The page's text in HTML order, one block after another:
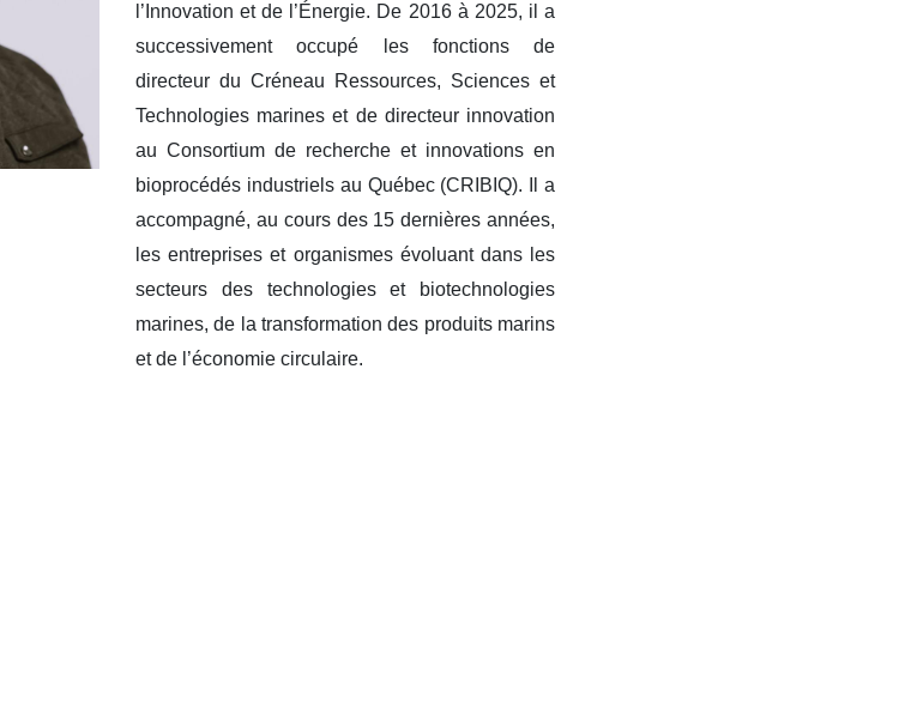
l’Innovation et de l’Énergie. De 2016 à 2025, il a
successivement occupé les fonctions de
directeur du Créneau Ressources, Sciences et
Technologies marines et de directeur innovation
au Consortium de recherche et innovations en
bioprocédés industriels au Québec (CRIBIQ). Il a
accompagné, au cours des 15 dernières années,
les entreprises et organismes évoluant dans les
secteurs des technologies et biotechnologies
marines, de la transformation des produits marins
et de l’économie circulaire.